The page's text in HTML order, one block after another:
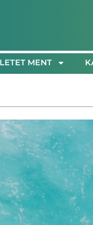
MENT